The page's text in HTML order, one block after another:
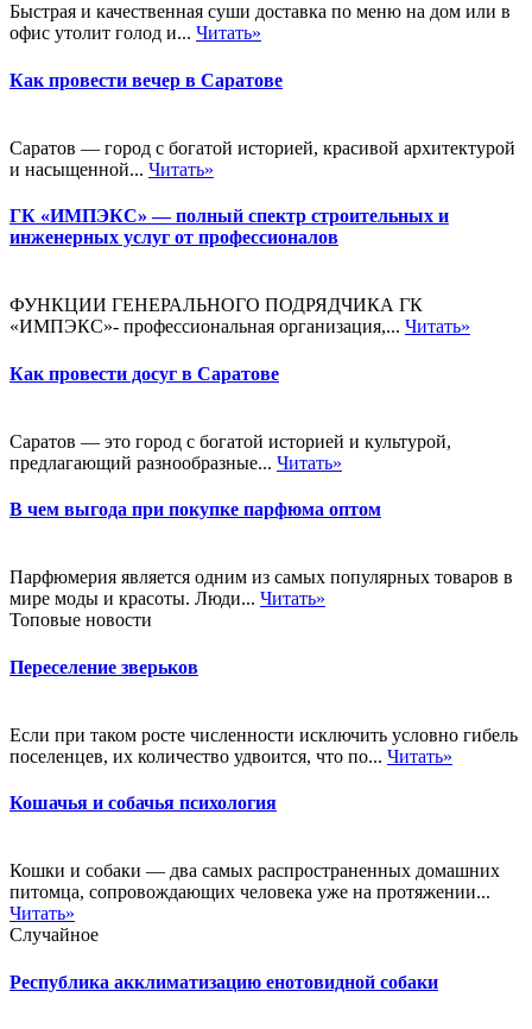
Быстрая и качественная суши доставка по меню на дом или в
офис утолит голод и... Читать»
Как провести вечер в Саратове
Саратов — город с богатой историей, красивой архитектурой
и насыщенной... Читать»
ГК «ИМПЭКС» — полный спектр строительных и
инженерных услуг от профессионалов
ФУНКЦИИ ГЕНЕРАЛЬНОГО ПОДРЯДЧИКА ГК
«ИМПЭКС»- профессиональная организация,... Читать»
Как провести досуг в Саратове
Саратов — это город с богатой историей и культурой,
предлагающий разнообразные... Читать»
В чем выгода при покупке парфюма оптом
Парфюмерия является одним из самых популярных товаров в
мире моды и красоты. Люди... Читать»
Топовые новости
Переселение зверьков
Если при таком росте численности исключить условно гибель
поселенцев, их количество удвоится, что по... Читать»
Кошачья и собачья психология
Кошки и собаки — два самых распространенных домашних
питомца, сопровождающих человека уже на протяжении...
Читать»
Случайное
Республика акклиматизацию енотовидной собаки